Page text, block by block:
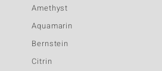
Amethyst
Aquamarin
Bernstein
Citrin